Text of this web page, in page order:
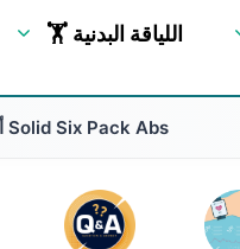
🏋 اللياقة البدنية
أكثر تمارين 6 رشاقة فعالة لـ Solid Six Pack Abs